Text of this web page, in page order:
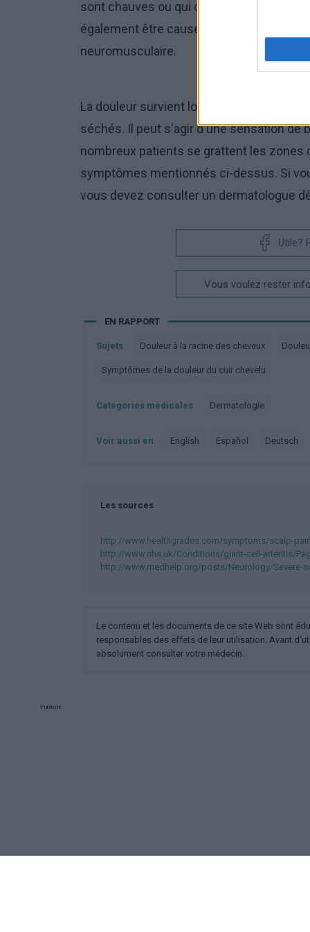
sont chauves ou qui ont une production
également être causé par une
neuromusculaire.
La douleur survient lorsque les cheveux
séchés. Il peut s'agir d'une sensation de
nombreux patients se grattent les zones
symptômes mentionnés ci-dessus. Si
vous devez consulter un dermatologue
Utile?
Vous voulez rester
EN RAPPORT
Sujets Douleur à la racine des cheveux
Symptômes de la douleur du cuir chevelu
Catégories médicales Dermatologie
Voir aussi en english español deutsch
Les sources
http://www.healthgrades.com/symptoms/scalp-pain
http://www.nhs.uk/Conditions/giant-cell-arteritis/
http://www.medhelp.org/posts/Neurology/Severe-
Le contenu et les documents de ce site Web sont
responsables des effets de leur utilisation. Avant
absolument consulter votre médecin.
Publicité: